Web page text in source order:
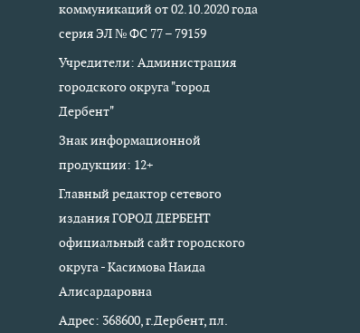
коммуникаций от 02.10.2020 года
серия ЭЛ № ФС 77 – 79159
Учредители: Администрация
городского округа "город
Дербент"
Знак информационной
продукции: 12+
Главный редактор сетевого
издания ГОРОД ДЕРБЕНТ
официальный сайт городского
округа - Касимова Наида
Алисардаровна
Адрес: 368600, г.Дербент, пл.